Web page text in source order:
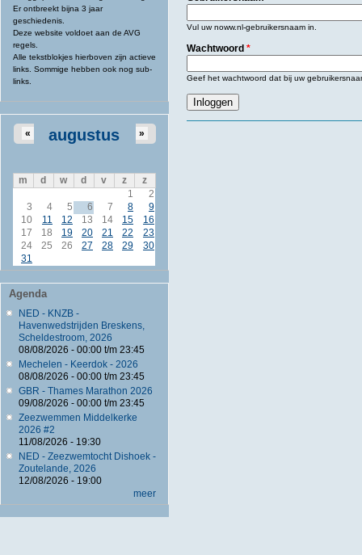
Er ontbreekt bijna 3 jaar
geschiedenis.
Deze website voldoet aan de AVG
regels.
Alle tekstblokjes hierboven zijn actieve
links. Sommige hebben ook nog sub-
links.
augustus
« »
m d w d v z
z
1
2
3
4 5 6 7 8
9
10
11 12 13 14 15
16
17
18 19 20 21 22
23
24
25 26 27 28 29
30
31
Agenda
NED - KNZB -
Havenwedstrijden Breskens,
Scheldestroom, 2026
08/08/2026 - 00:00t/m 23:45
Mechelen - Keerdok - 2026
08/08/2026 - 00:00t/m 23:45
GBR - Thames Marathon 2026
09/08/2026 - 00:00t/m 23:45
Zeezwemmen Middelkerke
2026 #2
11/08/2026 - 19:30
NED - Zeezwemtocht Dishoek -
Zoutelande, 2026
12/08/2026 - 19:00
meer
Vul uw noww.nl-gebruikersnaam in.
Wachtwoord *
Geef het wachtwoord dat bij uw